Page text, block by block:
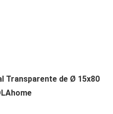
Transparente de Ø 15x80